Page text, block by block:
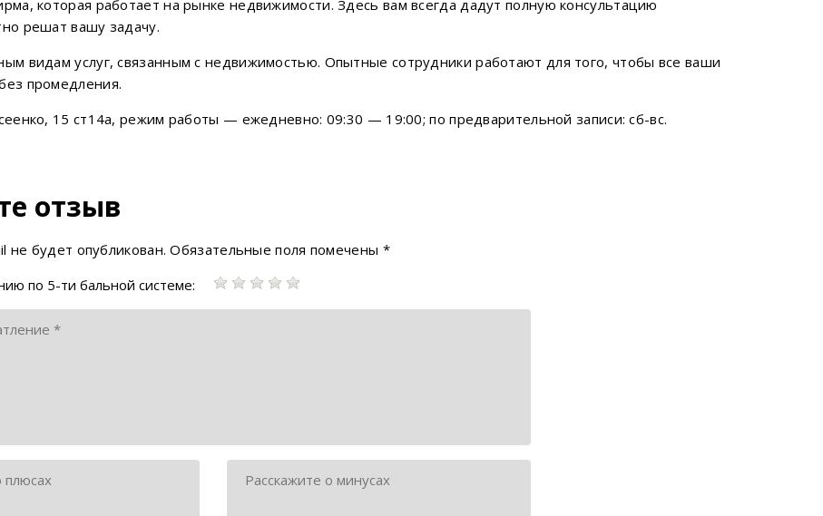
которая работает на рынке недвижимости. Здесь вам всегда дадут полную консультацию
решат вашу задачу.
видам услуг, связанным с недвижимостью. Опытные сотрудники работают для того, чтобы все ваши
промедления.
15 ст14а, режим работы — ежедневно: 09:30 — 19:00; по предварительной записи: сб-вс.
отзыв
не будет опубликован. Обязательные поля помечены *
по 5-ти бальной системе: